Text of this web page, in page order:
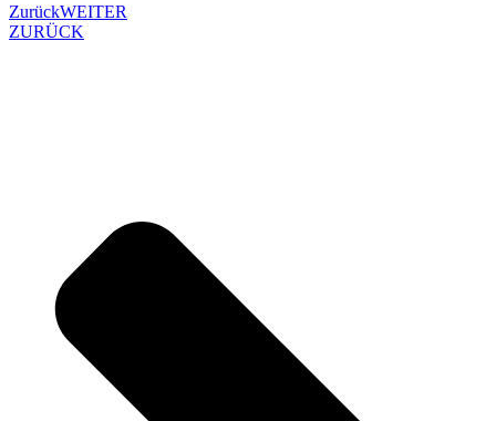
ZurückWEITER
ZURÜCK